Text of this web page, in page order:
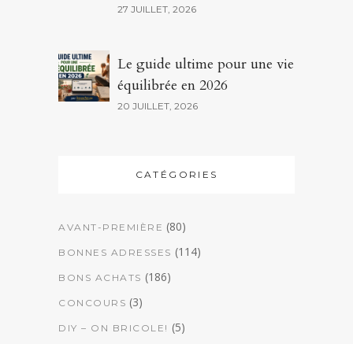
27 JUILLET, 2026
Le guide ultime pour une vie
équilibrée en 2026
20 JUILLET, 2026
CATÉGORIES
AVANT-PREMIÈRE (80)
BONNES ADRESSES (114)
BONS ACHATS (186)
CONCOURS (3)
DIY – ON BRICOLE! (5)